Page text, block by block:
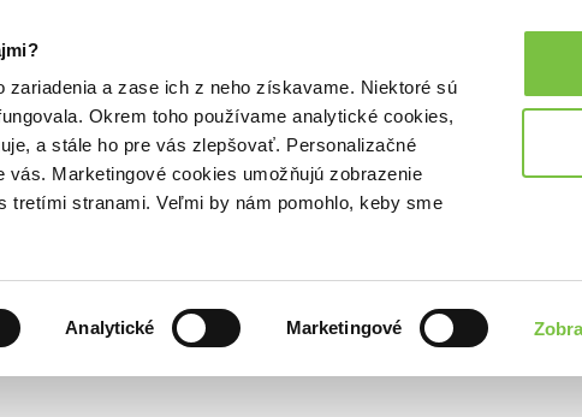
a zase ich z neho získavame. Niektoré sú
Okrem toho používame analytické cookies,
a stále ho pre vás zlepšovať. Personalizačné
Marketingové cookies umožňujú zobrazenie
tretími stranami. Veľmi by nám pomohlo, keby sme
Analytické Marketingové Zoradiť podľa: